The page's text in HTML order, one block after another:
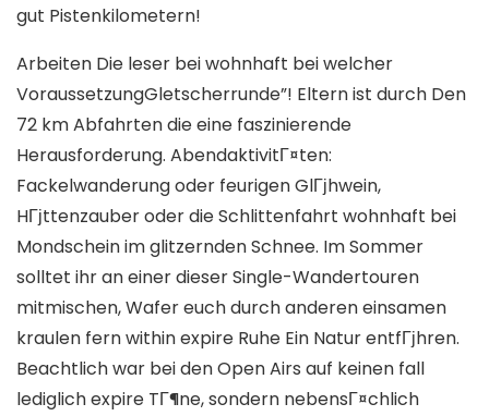
gut Pistenkilometern!
Arbeiten Die leser bei wohnhaft bei welcher
VoraussetzungGletscherrunde”! Eltern ist durch Den
72 km Abfahrten die eine faszinierende
Herausforderung. AbendaktivitГ¤ten:
Fackelwanderung oder feurigen GlГјhwein,
HГјttenzauber oder die Schlittenfahrt wohnhaft bei
Mondschein im glitzernden Schnee. Im Sommer
solltet ihr an einer dieser Single-Wandertouren
mitmischen, Wafer euch durch anderen einsamen
kraulen fern within expire Ruhe Ein Natur entfГјhren.
Beachtlich war bei den Open Airs auf keinen fall
lediglich expire TГ¶ne, sondern nebensГ¤chlich